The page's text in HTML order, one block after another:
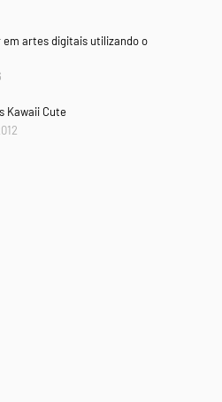
em artes digitais utilizando o
Kawaii Cute